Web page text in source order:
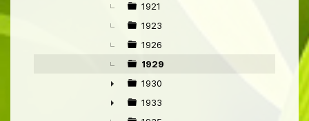
1921
1923
1926
1929
►
1930
1933